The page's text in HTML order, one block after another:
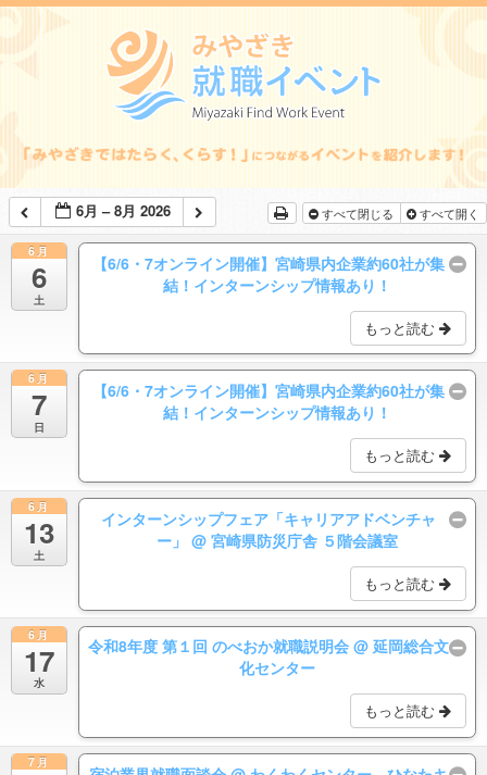
6月 – 8月 2026 すべて閉じる すべて開く
6月
6
土
【6/6・7オンライン開催】宮崎県内企業約60社が集
結！インターンシップ情報あり！
もっと読む
6月
7
日
【6/6・7オンライン開催】宮崎県内企業約60社が集
結！インターンシップ情報あり！
もっと読む
6月
13
土
インターンシップフェア「キャリアアドベンチャ
ー」 @ 宮崎県防災庁舎 ５階会議室
もっと読む
6月
17
水
令和8年度 第１回 のべおか就職説明会 @ 延岡総合文
化センター
もっと読む
7月